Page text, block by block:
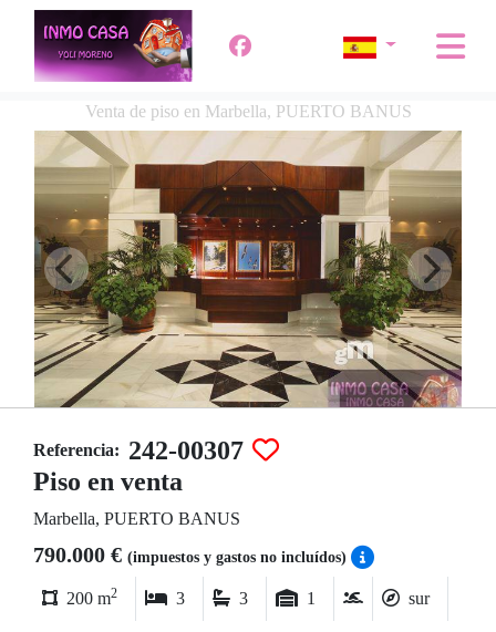
Venta de piso en Marbella, PUERTO BANUS
Referencia: 242-00307
Piso en venta
Marbella, PUERTO BANUS
790.000 € (impuestos y gastos no incluídos)
200 m2 3 3 1 sur